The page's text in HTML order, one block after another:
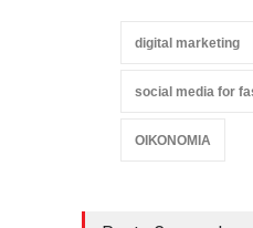
digital marketing
social media for
ΟΙΚΟΝΟΜΙΑ